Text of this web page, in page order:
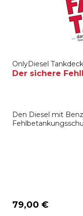
OnlyDiesel
Der sichere
Den Diesel mit
79,00 €